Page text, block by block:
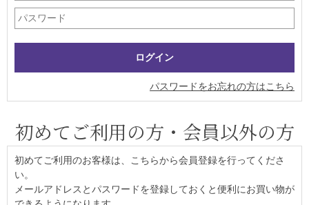
パスワードをお忘れの方はこちら
初めてご利用の方・会員以外の方
初めてご利用のお客様は、こちらから会員登録を行ってくださ
い。
メールアドレスとパスワードを登録しておくと便利にお買い物が